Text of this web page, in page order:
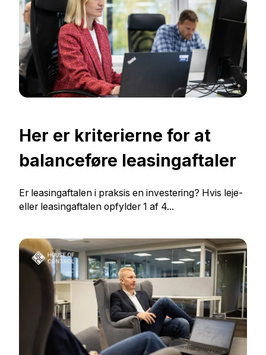
Her er kriterierne for at
balanceføre leasingaftaler
Er leasingaftalen i praksis en investering? Hvis leje-
eller leasingaftalen opfylder 1 af 4...